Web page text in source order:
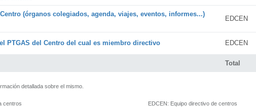
Total
(órganos colegiados, agenda, viajes, eventos, informes...)
EDCEN
PTGAS del Centro del cual es miembro directivo EDCEN
detallada sobre el mismo.
centros
EDCEN: Equipo directivo de centros